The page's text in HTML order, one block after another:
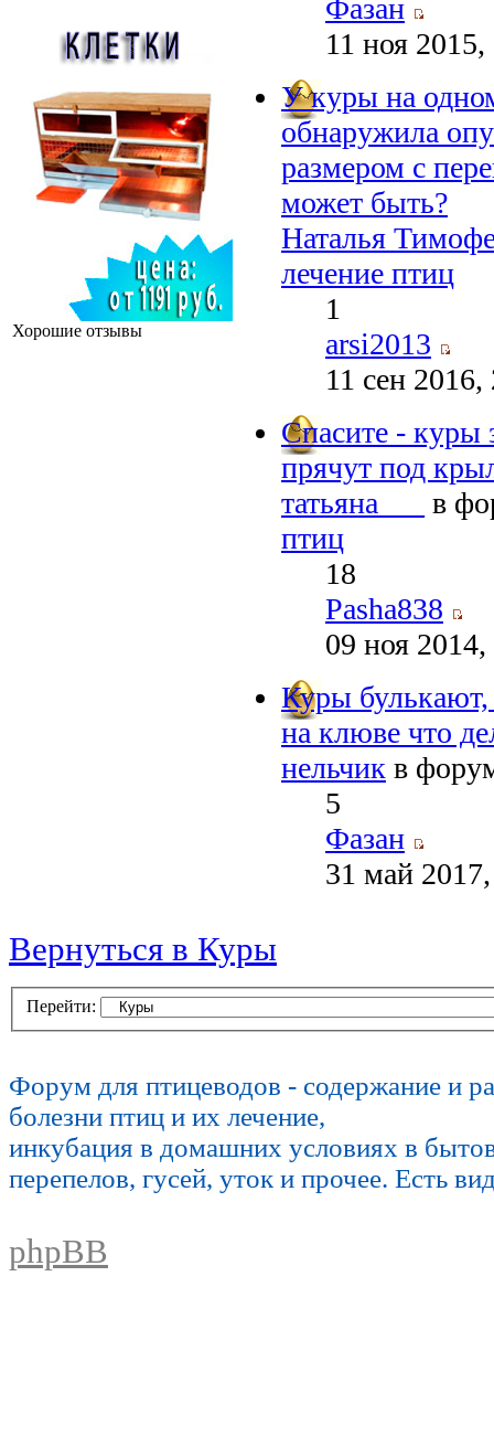
Хорошие отзывы
Фазан
11 ноя
У куры на
обнаружила
размером с
может быть?
Наталья
лечение птиц
1
arsi2013
11 сен 2016,
Спасите - куры
прячут под
татьяна___
в
птиц
18
Pasha838
09 ноя
Куры булькают,
на клюве что
нельчик в
5
Фазан
31 май
Вернуться в Куры
Перейти:
Форум для птицеводов - содержание и
болезни птиц и их лечение,
инкубация в домашних условиях в
перепелов, гусей, уток и прочее. Есть
phpBB